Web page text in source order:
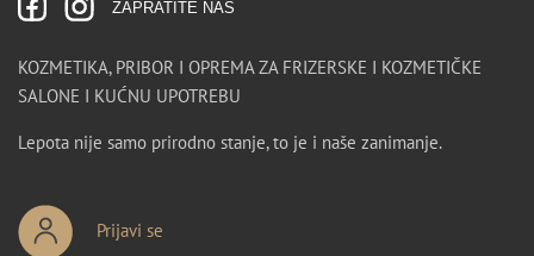
ZAPRATITE NAS
KOZMETIKA, PRIBOR I OPREMA ZA FRIZERSKE I KOZMETIČKE
SALONE I KUĆNU UPOTREBU
Lepota nije samo prirodno stanje, to je i naše zanimanje.
Prijavi se